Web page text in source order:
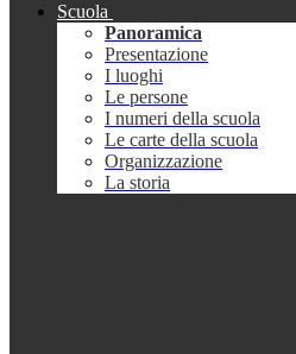
Scuola
Panoramica
Presentazione
I luoghi
Le persone
I numeri della scuola
Le carte della scuola
Organizzazione
La storia